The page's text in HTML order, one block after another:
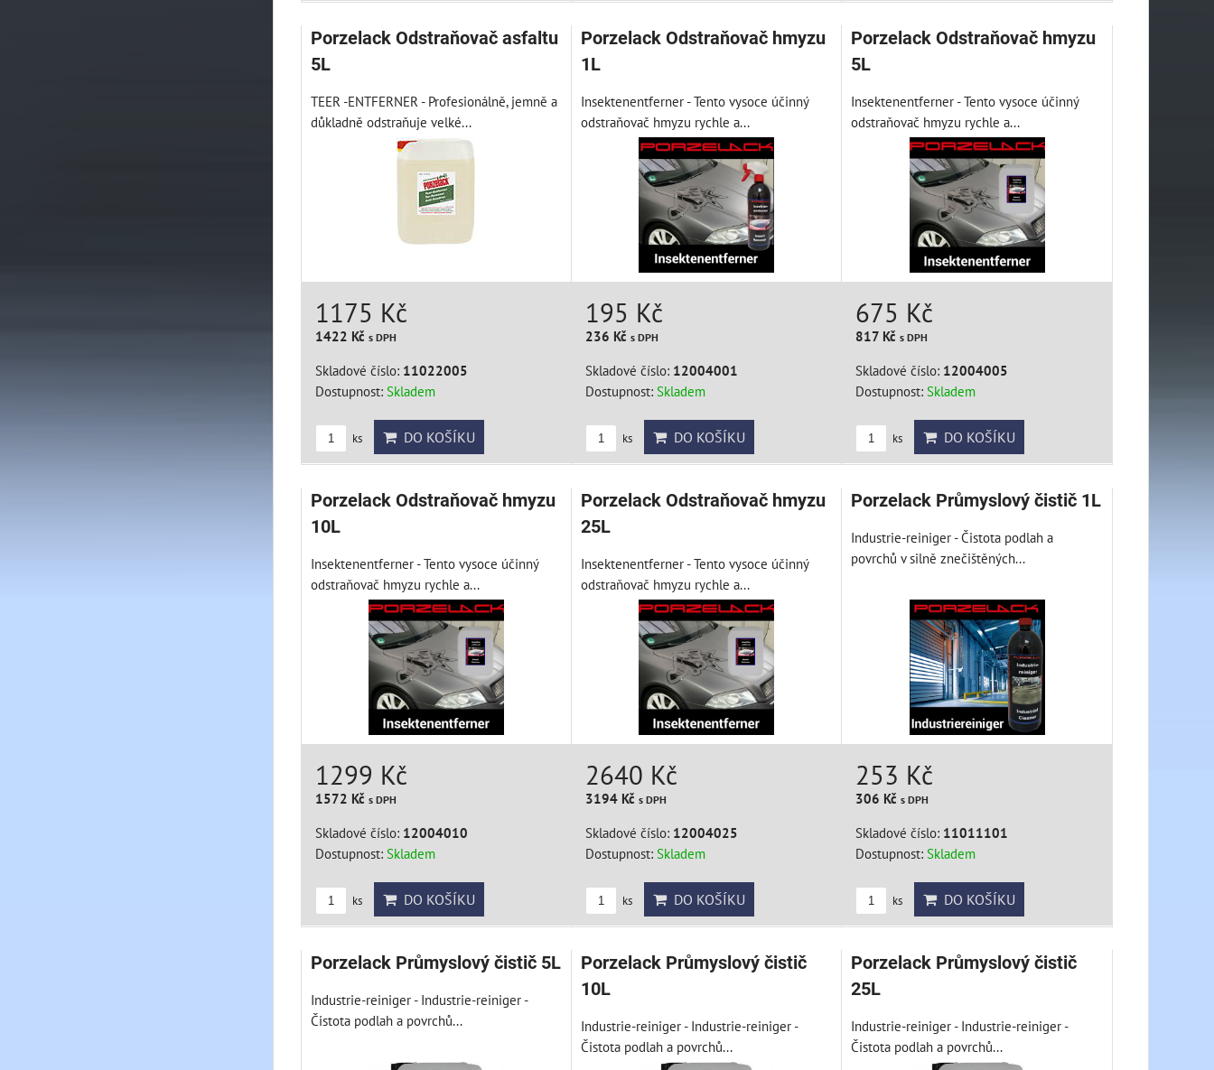
Porzelack Odstraňovač asfaltu
5L
TEER -ENTFERNER - Profesionálně, jemně a
důkladně odstraňuje velké...
1175 Kč
1422 Kč s DPH
Skladové číslo: 11022005
Dostupnost: Skladem
ks DO KOŠÍKU
Porzelack Odstraňovač hmyzu
1L
Insektenentferner - Tento vysoce účinný
odstraňovač hmyzu rychle a...
195 Kč
236 Kč s DPH
Skladové číslo: 12004001
Dostupnost: Skladem
ks DO KOŠÍKU
Porzelack Odstraňovač hmyzu
5L
Insektenentferner - Tento vysoce účinný
odstraňovač hmyzu rychle a...
675 Kč
817 Kčs DPH
Skladové číslo: 12004005
Dostupnost:Skladem
ks DO KOŠÍKU
Porzelack Odstraňovač hmyzu
10L
Insektenentferner - Tento vysoce účinný
odstraňovač hmyzu rychle a...
1299 Kč
1572 Kč s DPH
Skladové číslo: 12004010
Dostupnost: Skladem
ks DO KOŠÍKU
Porzelack Odstraňovač hmyzu
25L
Insektenentferner - Tento vysoce účinný
odstraňovač hmyzu rychle a...
2640 Kč
3194 Kč s DPH
Skladové číslo: 12004025
Dostupnost: Skladem
ks DO KOŠÍKU
Porzelack Průmyslový čistič 1L
Industrie-reiniger - Čistota podlah a
povrchů v silně znečištěných...
253 Kč
306 Kčs DPH
Skladové číslo: 11011101
Dostupnost:Skladem
ks DO KOŠÍKU
Porzelack Průmyslový čistič 5L
Industrie-reiniger - Industrie-reiniger -
Čistota podlah a povrchů...
Porzelack Průmyslový čistič
10L
Industrie-reiniger - Industrie-reiniger -
Čistota podlah a povrchů...
Porzelack Průmyslový čistič
25L
Industrie-reiniger - Industrie-reiniger -
Čistota podlah a povrchů...